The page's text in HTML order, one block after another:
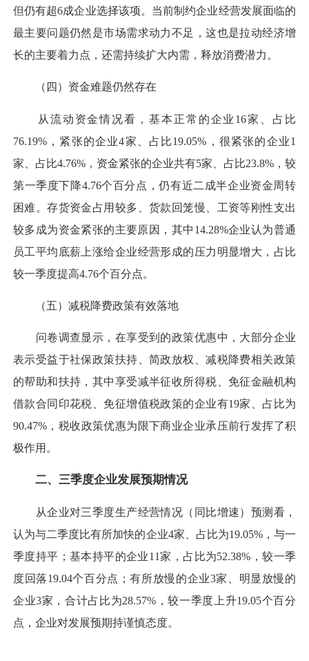
但仍有超6成企业选择该项。当前制约企业经营发展面临的
最主要问题仍然是市场需求动力不足，这也是拉动经济增
长的主要着力点，还需持续扩大内需，释放消费潜力。
（四）资金难题仍然存在
从流动资金情况看，基本正常的企业16家、占比
76.19%，紧张的企业4家、占比19.05%，很紧张的企业1
家、占比4.76%，资金紧张的企业共有5家、占比23.8%，较
第一季度下降4.76个百分点，仍有近二成半企业资金周转
困难。存货资金占用较多、货款回笼慢、工资等刚性支出
较多成为资金紧张的主要原因，其中14.28%企业认为普通
员工平均底薪上涨给企业经营形成的压力明显增大，占比
较一季度提高4.76个百分点。
（五）减税降费政策有效落地
问卷调查显示，在享受到的政策优惠中，大部分企业
表示受益于社保政策扶持、简政放权、减税降费相关政策
的帮助和扶持，其中享受减半征收所得税、免征金融机构
借款合同印花税、免征增值税政策的企业有19家、占比为
90.47%，税收政策优惠为限下商业企业承压前行发挥了积
极作用。
二、三季度企业发展预期情况
从企业对三季度生产经营情况（同比增速）预测看，
认为与二季度比有所加快的企业4家、占比为19.05%，与一
季度持平；基本持平的企业11家，占比为52.38%，较一季
度回落19.04个百分点；有所放慢的企业3家、明显放慢的
企业3家，合计占比为28.57%，较一季度上升19.05个百分
点，企业对发展预期持谨慎态度。